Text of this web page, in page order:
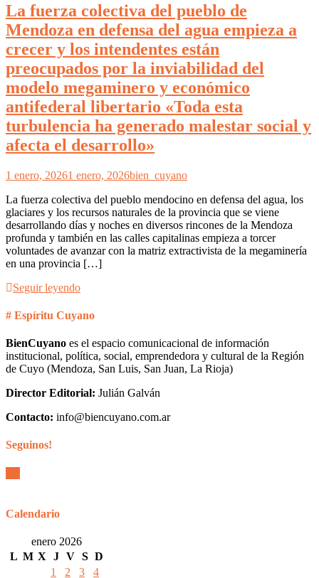
La fuerza colectiva del pueblo de
Mendoza en defensa del agua empieza a
crecer y los intendentes están
preocupados por la inviabilidad del
modelo megaminero y económico
antifederal libertario «Toda esta
turbulencia ha generado malestar social y
afecta el desarrollo»
1 enero, 20261 enero, 2026bien_cuyano
La fuerza colectiva del pueblo mendocino en defensa del agua, los
glaciares y los recursos naturales de la provincia que se viene
desarrollando días y noches en diversos rincones de la Mendoza
profunda y también en las calles capitalinas empieza a torcer
voluntades de avanzar con la matriz extractivista de la megaminería
en una provincia […]
Seguir leyendo
# Espíritu Cuyano
BienCuyano es el espacio comunicacional de información
institucional, política, social, emprendedora y cultural de la Región
de Cuyo (Mendoza, San Luis, San Juan, La Rioja)
Director Editorial: Julián Galván
Contacto: info@biencuyano.com.ar
Seguinos!
Calendario
enero 2026
L M X J V S D
1
2 3 4